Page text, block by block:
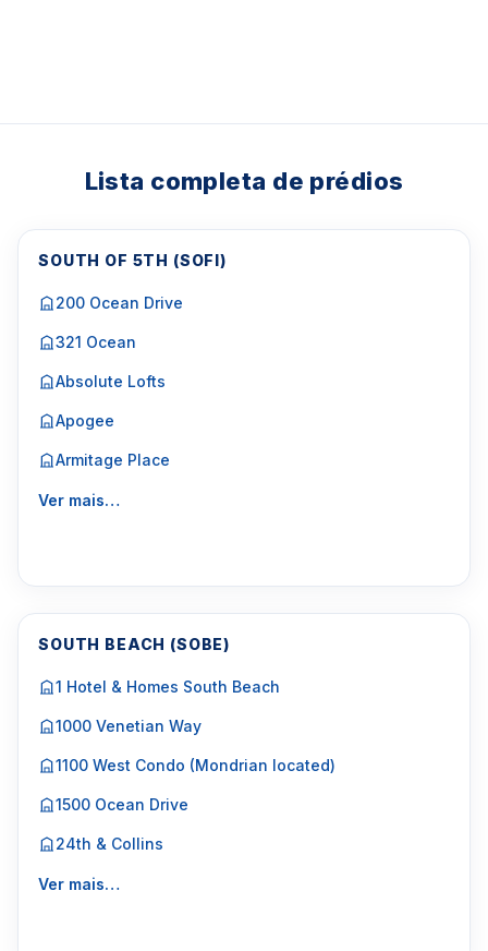
Lista completa de prédios
SOUTH OF 5TH (SOFI)
200 Ocean Drive
321 Ocean
Absolute Lofts
Apogee
Armitage Place
Ver mais…
SOUTH BEACH (SOBE)
1 Hotel & Homes South Beach
1000 Venetian Way
1100 West Condo (Mondrian located)
1500 Ocean Drive
24th & Collins
Ver mais…